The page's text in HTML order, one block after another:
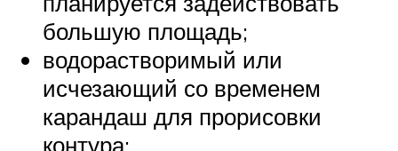
большую площадь;
водорастворимый или
исчезающий со временем
карандаш для прорисовки
контура;